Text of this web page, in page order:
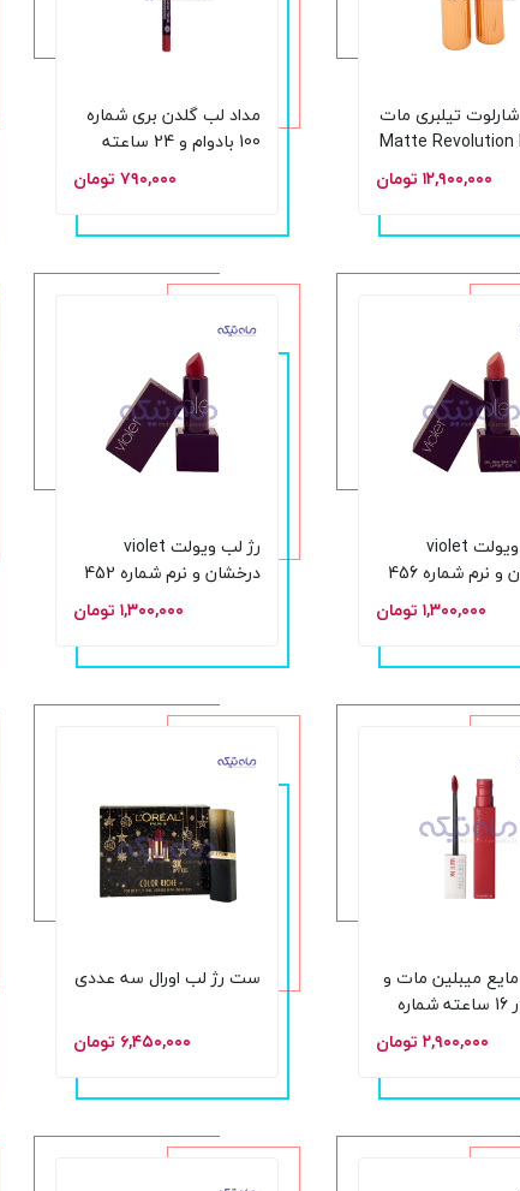
تیلبری مات
Matte Revolution
Talk Original سفارش
۱۲,۹۰۰,۰۰۰ تومان
مداد لب گلدن بری شماره
100 بادوام و 24 ساعته
۷۹۰,۰۰۰ تومان
رژ لب ویولت violet
درخشان و نرم شماره 456
۱,۳۰۰,۰۰۰ تومان
رژ لب ویولت violet
درخشان و نرم شماره 452
۱,۳۰۰,۰۰۰ تومان
میبلین مات و
ماندگار 16 ساعته شماره
۲,۹۰۰,۰۰۰ تومان
ست رژ لب اورال سه عددی
۶,۴۵۰,۰۰۰ تومان